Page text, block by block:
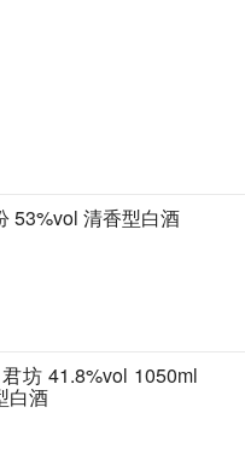
53%vol 清香型白酒
坊 41.8%vol 1050ml
白酒